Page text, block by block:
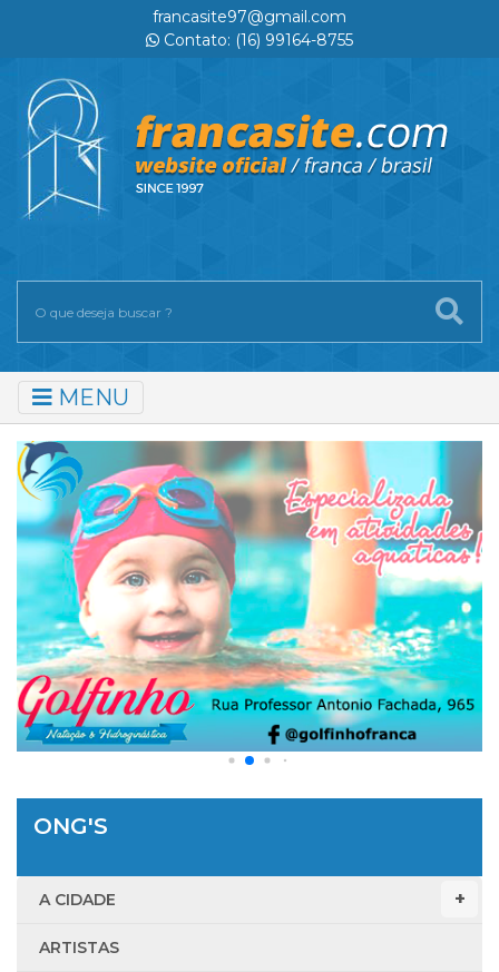
francasite97@gmail.com
Contato: (16) 99164-8755
MENU
ONG'S
A CIDADE
ARTISTAS